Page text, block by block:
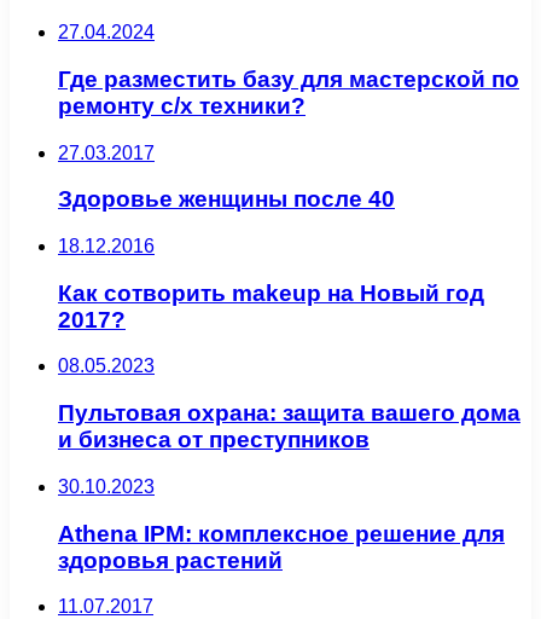
27.04.2024
Где разместить базу для мастерской по
ремонту с/х техники?
27.03.2017
Здоровье женщины после 40
18.12.2016
Как сотворить makeup на Новый год
2017?
08.05.2023
Пультовая охрана: защита вашего дома
и бизнеса от преступников
30.10.2023
Athena IPM: комплексное решение для
здоровья растений
11.07.2017